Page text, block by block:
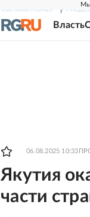
СВЕЖИЙ НОМЕР РГ-
Власть
06.08.2025 10:33
Якутия
части